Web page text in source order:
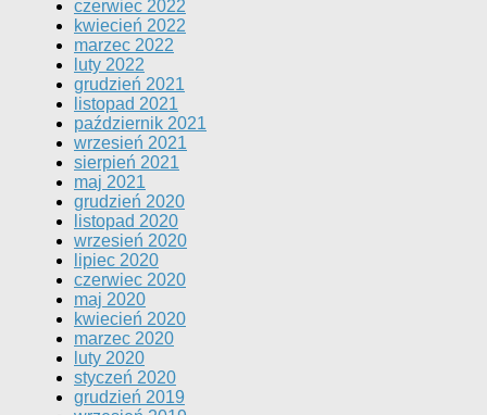
czerwiec 2022
kwiecień 2022
marzec 2022
luty 2022
grudzień 2021
listopad 2021
październik 2021
wrzesień 2021
sierpień 2021
maj 2021
grudzień 2020
listopad 2020
wrzesień 2020
lipiec 2020
czerwiec 2020
maj 2020
kwiecień 2020
marzec 2020
luty 2020
styczeń 2020
grudzień 2019